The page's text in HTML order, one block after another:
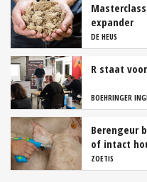
expander
DE HEUS
R staat
BOEHRINGER
Berengeur
of intact
ZOETIS